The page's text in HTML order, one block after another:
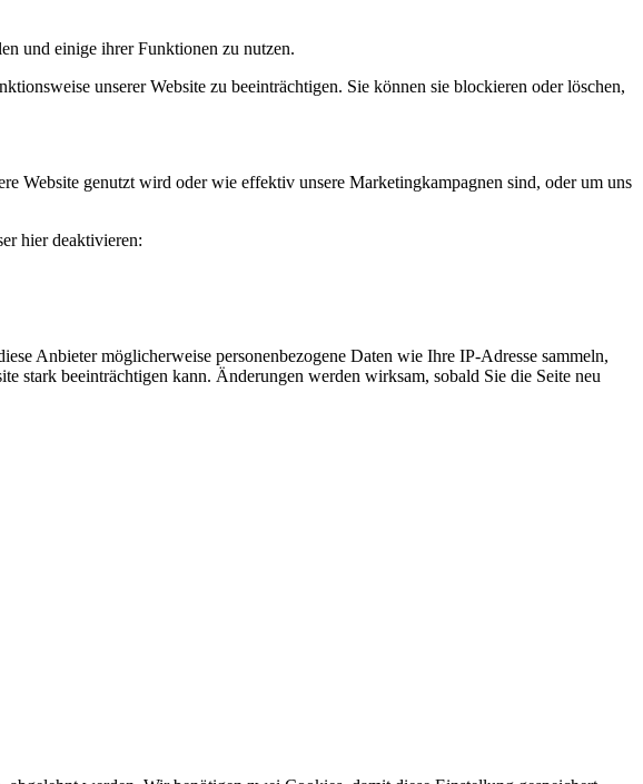
und einige ihrer Funktionen zu nutzen.
unserer Website zu beeinträchtigen. Sie können sie blockieren oder löschen,
Website genutzt wird oder wie effektiv unsere Marketingkampagnen sind, oder um uns
hier deaktivieren:
Anbieter möglicherweise personenbezogene Daten wie Ihre IP-Adresse sammeln,
stark beeinträchtigen kann. Änderungen werden wirksam, sobald Sie die Seite neu